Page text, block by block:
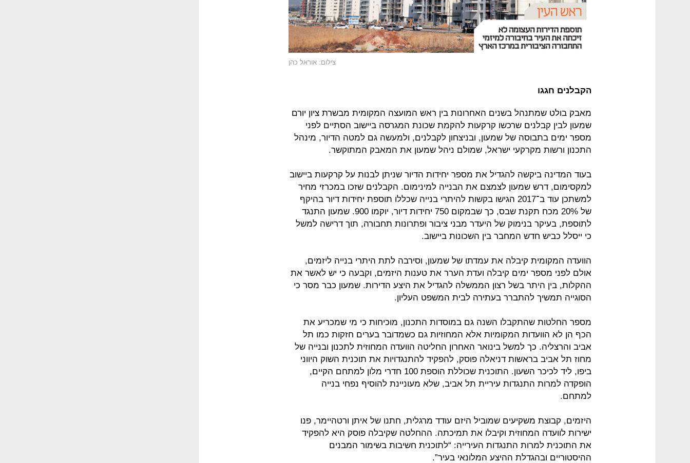
צילום: אוראל כהן
הקבלנים חגגו
מאבק בולט שמתנהל בשנים האחרונות בין ראש המועצה המקומית מבשרת ציון יורם
שמעון לבין קבלנים שרכשו קרקעות להקמת שכונת המגרסה ביישוב הסתיים לפני
מספר ימים בתבוסה של שמעון, ובניצחון לקבלנים, ולמעשה גם למטה הדיור, מינהל
התכנון ורשות מקרקעי ישראל, שמולם ניהל שמעון את המאבק המתוקשר.
בעוד המדינה ביקשה להגדיל את מספר יחידות הדיור שניתן לבנות על קרקעות ביישוב
למקסימום, דרש שמעון לצמצם את הבנייה למינימום. הקבלנים שזכו במכרזי מחיר
למשתכן עוד ב־2017 הגישו בקשות להיתרי בנייה שכללו תוספת יחידות דיור בהיקף
של 20% מכח תקנת שבס, כך שבמקום 750 יחידות דיור, יוקמו 900. שמעון התנגד
לתוספת, בעיקר בנימוק של היעדר מבני ציבור ופתרונות תחבורה, תוך דרישה למשל
כי ייסלל כביש חדש המחבר בין השכונות ביישוב.
הוועדה המקומית קיבלה את עמדתו של שמעון, וסירבה לתת היתרי בנייה ליזמים,
אולם לפני מספר ימים קיבלה ועדת הערר את טענות היזמים, וקבעה כי יש לאשר את
ההקלות, בין היתר בשל רצון הממשלה להגדיל את היצע הדירות. שמעון כבר מסר כי
הסוגייה תמשיך להתברר בעתירה לבית המשפט העליון.
מספר החלטות שהתקבלו השנה גם במוסדות התכנון, מוכיחות כי מי שמכריע את
הכף הן לא הוועדות המקומיות אלא המחוזיות גם כשמדובר בערים חזקות כמו תל
אביב והרצליה. כך למשל בינואר האחרון החליטה הוועדה המחוזית לתכנון ובנייה של
מחוז תל אביב בראשות דניאלה פוסק, להפקיד להתנגדויות את תוכנית השוק היווני
ביפו, ליד לכיכר השעון. התוכנית שכוללת הוספת 100 חדרי מלון למתחם הקיים,
הופקדה למרות התנגדות עיריית תל אביב, שלא מעוניינת להוסיף נפחי בנייה
למתחם.
היזמים, קבוצת משקיעים שמוביל היזם עודד מרגלית, חתנו של איתן ורטהיימר, פנו
ישירות לוועדה המחוזית וקיבלו את תמיכתה. ההחלטה שקיבלה פוסק היא להפקיד
את התוכנית למרות התנגדות העירייה: “לתוכנית חשיבות בשימור המבנים
ההיסטוריים ובהגדלת ההיצע המלונאי בעיר”.